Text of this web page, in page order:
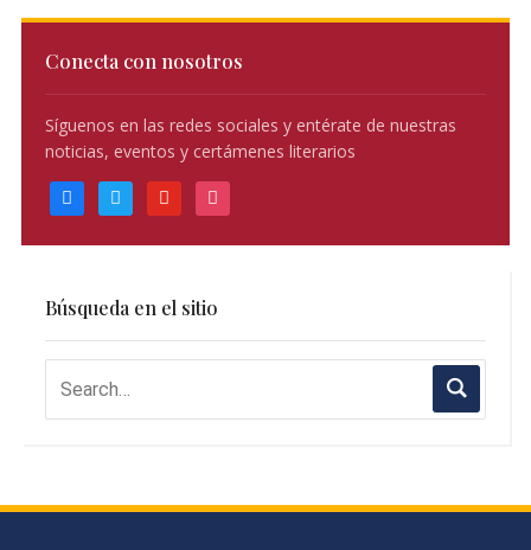
Conecta con nosotros
Síguenos en las redes sociales y entérate de nuestras
noticias, eventos y certámenes literarios
facebooktwitter youtube instagram
Búsqueda en el sitio